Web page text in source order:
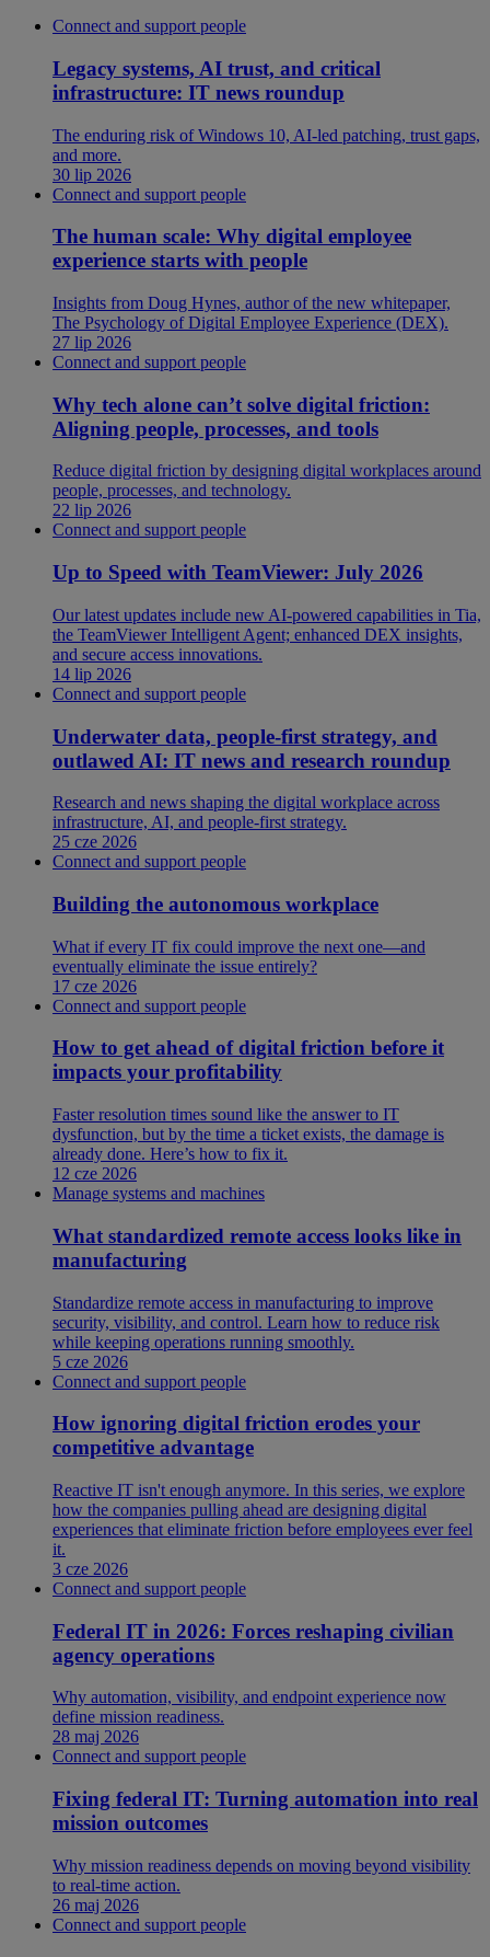
Connect and support people
Legacy systems, AI trust, and critical
infrastructure: IT news roundup
The enduring risk of Windows 10, AI-led patching, trust gaps,
and more.
30 lip 2026
Connect and support people
The human scale: Why digital employee
experience starts with people
Insights from Doug Hynes, author of the new whitepaper,
The Psychology of Digital Employee Experience (DEX).
27 lip 2026
Connect and support people
Why tech alone can’t solve digital friction:
Aligning people, processes, and tools
Reduce digital friction by designing digital workplaces around
people, processes, and technology.
22 lip 2026
Connect and support people
Up to Speed with TeamViewer: July 2026
Our latest updates include new AI-powered capabilities in Tia,
the TeamViewer Intelligent Agent; enhanced DEX insights,
and secure access innovations.
14 lip 2026
Connect and support people
Underwater data, people-first strategy, and
outlawed AI: IT news and research roundup
Research and news shaping the digital workplace across
infrastructure, AI, and people-first strategy.
25 cze 2026
Connect and support people
Building the autonomous workplace
What if every IT fix could improve the next one—and
eventually eliminate the issue entirely?
17 cze 2026
Connect and support people
How to get ahead of digital friction before it
impacts your profitability
Faster resolution times sound like the answer to IT
dysfunction, but by the time a ticket exists, the damage is
already done. Here’s how to fix it.
12 cze 2026
Manage systems and machines
What standardized remote access looks like in
manufacturing
Standardize remote access in manufacturing to improve
security, visibility, and control. Learn how to reduce risk
while keeping operations running smoothly.
5 cze 2026
Connect and support people
How ignoring digital friction erodes your
competitive advantage
Reactive IT isn't enough anymore. In this series, we explore
how the companies pulling ahead are designing digital
experiences that eliminate friction before employees ever feel
it.
3 cze 2026
Connect and support people
Federal IT in 2026: Forces reshaping civilian
agency operations
Why automation, visibility, and endpoint experience now
define mission readiness.
28 maj 2026
Connect and support people
Fixing federal IT: Turning automation into real
mission outcomes
Why mission readiness depends on moving beyond visibility
to real-time action.
26 maj 2026
Connect and support people